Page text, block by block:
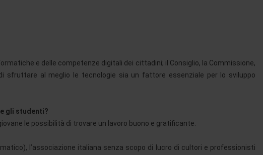
e delle competenze digitali dei cittadini; il Consiglio, la Commissione,
sfruttare al meglio le tecnologie sia un fattore essenziale per lo sviluppo
gli studenti?
le possibilità di trovare un lavoro buono e gratificante.
l’associazione italiana senza scopo di lucro di cultori e professionisti